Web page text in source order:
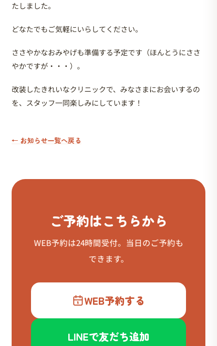
たしました。
どなたでもご気軽にいらしてください。
ささやかなおみやげも準備する予定です（ほんとうにささ
やかですが・・・）。
改装したきれいなクリニックで、みなさまにお会いするの
を、スタッフ一同楽しみにしています！
← お知らせ一覧へ戻る
ご予約はこちらから
WEB予約は24時間受付。当日のご予約も
できます。
WEB予約する
LINEで友だち追加